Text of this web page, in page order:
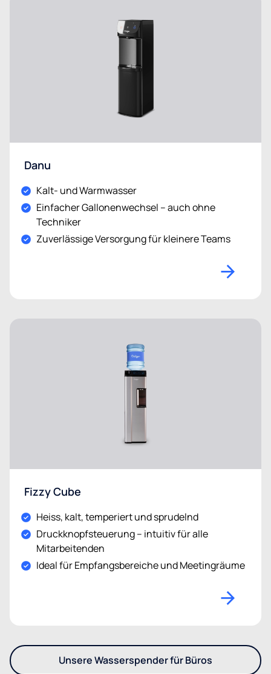
Danu
Kalt- und Warmwasser
Einfacher Gallonenwechsel – auch ohne
Techniker
Zuverlässige Versorgung für kleinere Teams
Fizzy Cube
Heiss, kalt, temperiert und sprudelnd
Druckknopfsteuerung – intuitiv für alle
Mitarbeitenden
Ideal für Empfangsbereiche und Meetingräume
Unsere Wasserspender für Büros
- Entdecken Sie unsere